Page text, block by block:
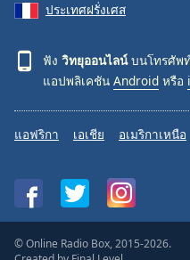
ประเทศฝรั่งเศส
ฟัง วิทยุออนไลน์บนโทรศัพ
แอปพลิเคชัน Android หรือ
แอฟริกา เอเชีย อเมริกาเหนือ
© Online Radio Box, 2015-2026.